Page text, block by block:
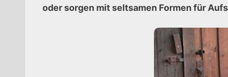
oder sorgen mit seltsamen Formen für